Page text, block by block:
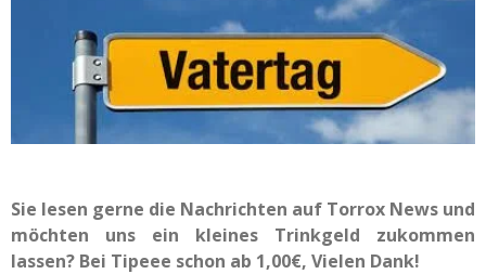
Sie lesen gerne die Nachrichten auf Torrox News und
möchten uns ein kleines Trinkgeld zukommen
lassen? Bei Tipeee schon ab 1,00€, Vielen Dank!